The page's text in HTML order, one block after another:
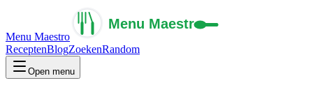
Menu Maestro
ReceptenBlogZoekenRandom
Open menu